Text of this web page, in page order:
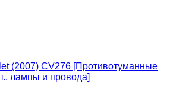
(2007) CV276 [Противотуманные
лампы и провода]